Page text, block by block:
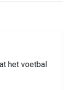
het voetbal